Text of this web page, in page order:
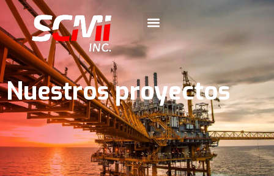
Nuestros proyectos